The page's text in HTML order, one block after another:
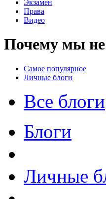
Экзамен
Права
Видео
Почему мы
Самое популярное
Личные блоги
Все блоги
Блоги
Личные